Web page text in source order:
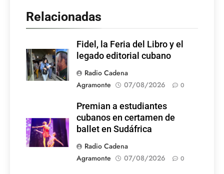
Relacionadas
Fidel, la Feria del Libro y el
legado editorial cubano
Radio Cadena
Agramonte
07/08/2026 0
Premian a estudiantes
cubanos en certamen de
ballet en Sudáfrica
Radio Cadena
Agramonte
07/08/2026 0